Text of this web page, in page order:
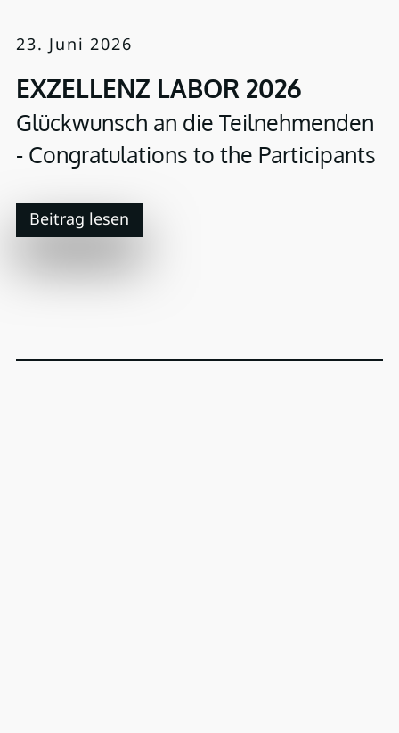
23. Juni 2026
EXZELLENZ LABOR 2026
Glückwunsch an die Teilnehmenden
- Congratulations to the Participants
Beitrag lesen